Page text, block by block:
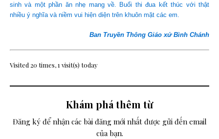
sinh và một phần ăn nhẹ mang về. Buổi thi đua kết thúc với thật
nhiều ý nghĩa và niềm vui hiện diện trên khuôn mặt các em.
Ban Truyền Thông Giáo xứ Bình Chánh
Visited 20 times, 1 visit(s) today
Khám phá thêm từ
Đăng ký để nhận các bài đăng mới nhất được gửi đến email
của bạn.